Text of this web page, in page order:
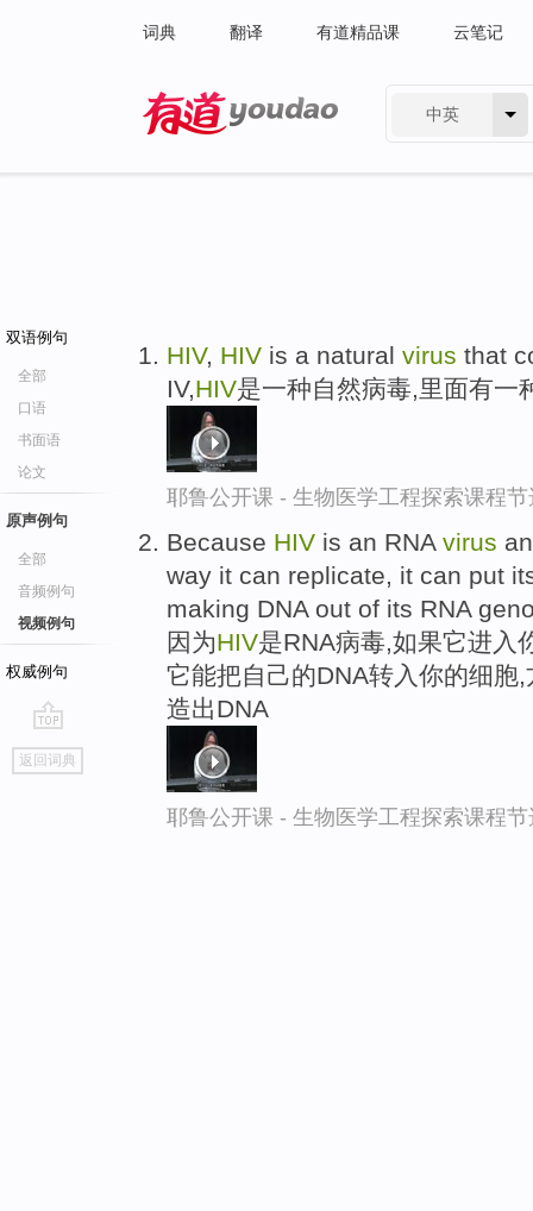
词典 翻译 有道精品课 云笔记
中英
双语例句
全部
口语
书面语
论文
原声例句
全部
音频例句
视频例句
权威例句
go
top
返回词典
HIV, HIV is a natural virus that
IV,HIV是一种自然病毒,里面有一
耶鲁公开课 - 生物医学工程探索课程节
Because HIV is an RNA virus
way it can replicate, it can put
making DNA out of its RNA
因为HIV是RNA病毒,如果它进入
它能把自己的DNA转入你的细胞
造出DNA
耶鲁公开课 - 生物医学工程探索课程节